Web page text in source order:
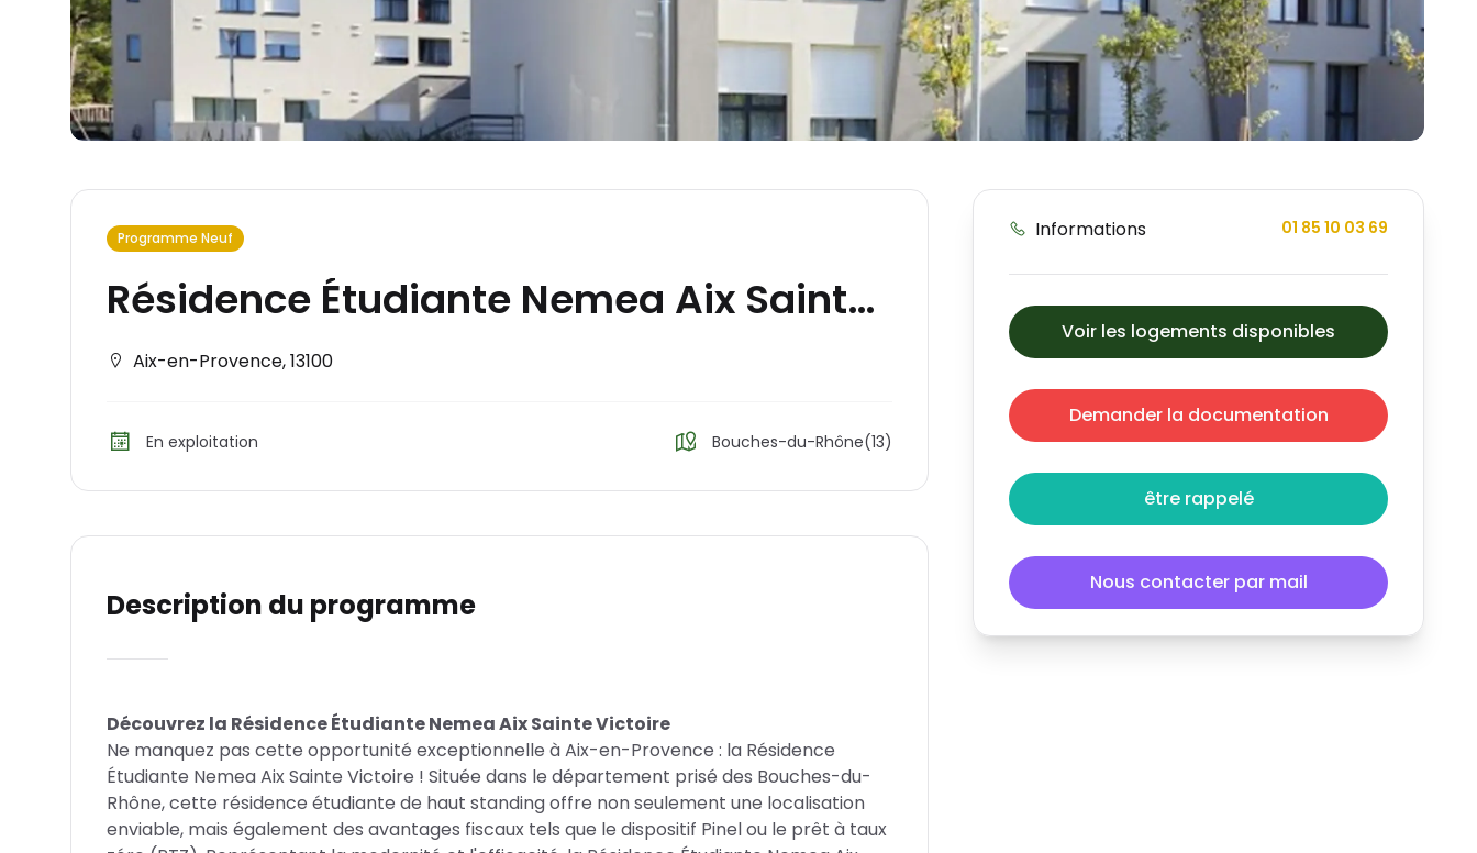
Programme Neuf
Résidence Étudiante Nemea Aix Sainte Victoire
Aix-en-Provence,13100
En exploitation Bouches-du-Rhône(13)
Description du programme
Découvrez la Résidence Étudiante Nemea Aix Sainte Victoire
Ne manquez pas cette opportunité exceptionnelle à Aix-en-Provence : la Résidence
Étudiante Nemea Aix Sainte Victoire ! Située dans le département prisé des Bouches-du-
Rhône, cette résidence étudiante de haut standing offre non seulement une localisation
enviable, mais également des avantages fiscaux tels que le dispositif Pinel ou le prêt à taux
Informations 01 85 10 03 69
Voir les logements disponibles
Demander la documentation
être rappelé
Nous contacter par mail